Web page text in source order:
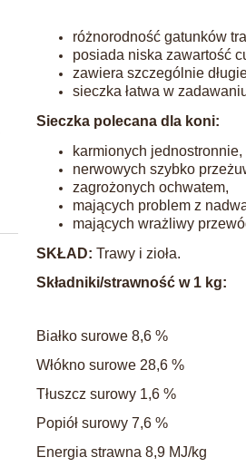
różnorodność gatunków
posiada niska zawartość
zawiera szczególnie
sieczka łatwa w
Sieczka polecana dla koni:
karmionych jednostronnie,
nerwowych szybko
zagrożonych ochwatem,
mających problem z
mających wrażliwy
SKŁAD: Trawy i zioła.
Składniki/strawność w 1 kg:
Białko surowe 8,6 %
Włókno surowe 28,6 %
Tłuszcz surowy 1,6 %
Popiół surowy 7,6 %
Energia strawna 8,9 MJ/kg